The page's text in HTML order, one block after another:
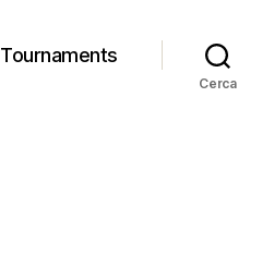
Tournaments
Cerca